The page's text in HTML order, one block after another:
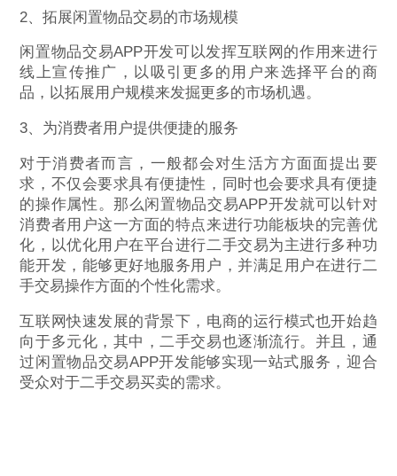
2、拓展闲置物品交易的市场规模
闲置物品交易APP开发可以发挥互联网的作用来进行
线上宣传推广，以吸引更多的用户来选择平台的商
品，以拓展用户规模来发掘更多的市场机遇。
3、为消费者用户提供便捷的服务
对于消费者而言，一般都会对生活方方面面提出要
求，不仅会要求具有便捷性，同时也会要求具有便捷
的操作属性。那么闲置物品交易APP开发就可以针对
消费者用户这一方面的特点来进行功能板块的完善优
化，以优化用户在平台进行二手交易为主进行多种功
能开发，能够更好地服务用户，并满足用户在进行二
手交易操作方面的个性化需求。
互联网快速发展的背景下，电商的运行模式也开始趋
向于多元化，其中，二手交易也逐渐流行。并且，通
过闲置物品交易APP开发能够实现一站式服务，迎合
受众对于二手交易买卖的需求。